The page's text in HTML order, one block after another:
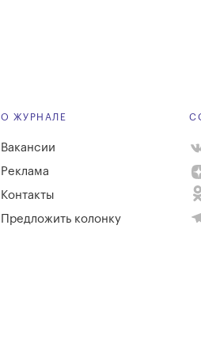
О ЖУРНАЛЕ
Вакансии
Реклама
Контакты
Предложить колонку